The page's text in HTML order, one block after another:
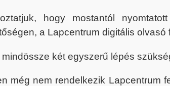
hogy mostantól
a Lapcentrum digitális
két egyszerű lépés
még nem rendelkezik Lapcentrum